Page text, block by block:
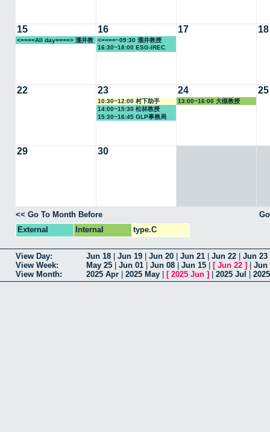
15
<====All day====> 瀧井教
16
<====~09:30 瀧井教授
16:30~18:00 ESG-IREC
17 18
22 23
10:30~12:00 村下助手
14:00~15:30 松林教授
15:30~16:45 GLP事務局
24
13:00~16:00 大槻教授
25
29 30
<< Go To Month Before
External
Internal type.C
View Day: Jun 18 Jun 19 Jun 20 Jun 21 Jun 22 Jun 23
View Week:
May 25 Jun 01 Jun 08 Jun 15 [ Jun 22 ]
Jun
View Month:
2025 Apr 2025 May [ 2025 Jun ] 2025 Jul